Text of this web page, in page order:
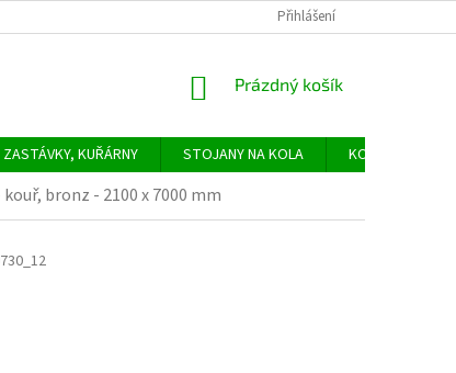
PODMÍNKY OCHRANY OSOBNÍCH ÚDAJŮ
Přihlášení
NÁKUPNÍ
Prázdný košík
KUŘÁRNY STOJANY NA KOLA KONTAKTY
kouř, bronz - 2100 x 7000 mm